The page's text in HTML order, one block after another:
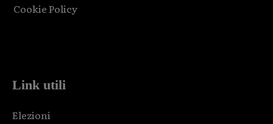
Cookie Policy
Link utili
Elezioni